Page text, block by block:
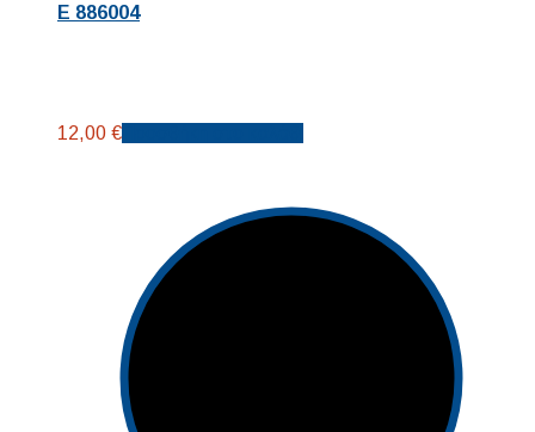
E 886004
12,00 €